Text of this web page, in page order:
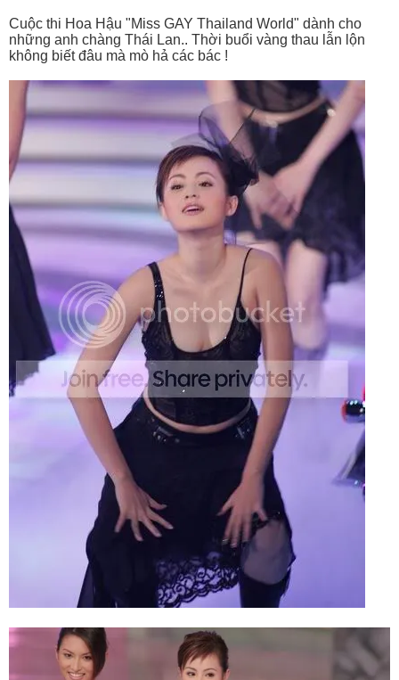
Cuộc thi Hoa Hậu "Miss GAY Thailand World" dành cho
những anh chàng Thái Lan.. Thời buổi vàng thau lẫn lộn
không biết đâu mà mò hả các bác !